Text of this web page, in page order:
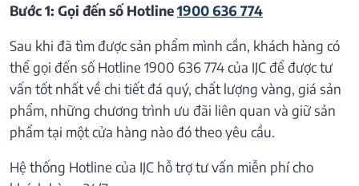
Bước 1: Gọi đến số Hotline1900 636 774
Sau khi đã tìm được sản phẩm mình cần, khách hàng có
thể gọi đến số Hotline 1900 636 774 của IJC để được tư
vấn tốt nhất về chi tiết đá quý, chất lượng vàng, giá sản
phẩm, những chương trình ưu đãi liên quan và giữ sản
phẩm tại một cửa hàng nào đó theo yêu cầu.
Hệ thống Hotline của IJC hỗ trợ tư vấn miễn phí cho